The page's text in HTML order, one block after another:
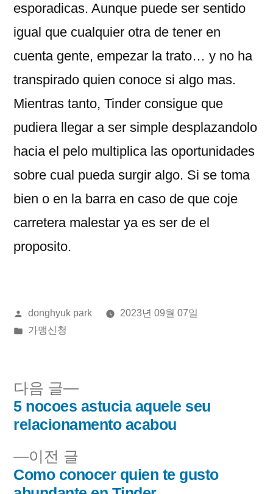
esporadicas. Aunque puede ser sentido
igual que cualquier otra de tener en
cuenta gente, empezar la trato… y no ha
transpirado quien conoce si algo mas.
Mientras tanto, Tinder consigue que
pudiera llegar a ser simple desplazandolo
hacia el pelo multiplica las oportunidades
sobre cual pueda surgir algo. Si se toma
bien o en la barra en caso de que coje
carretera malestar ya es ser de el
proposito.
올
린
donghyuk park
2023년 09월 07일
게
가맹신청
글
비
이전 글
전
Como conocer quien te gusto
다음 글
다
음
글:
5 nocoes astucia aquele seu
relacionamento acabou